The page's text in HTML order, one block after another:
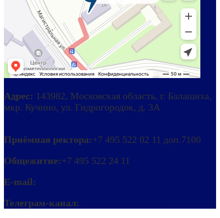
Адрес: 143982, Московская область, г. Балашиха,
мкр. Кучино, ул. Гидрогородок, д. 3А
Приёмная ректора:+7 495 522 02 11 доп.7100
Общежитие:+7 495 522 24 11
E-mail:
Телеграм-канал: